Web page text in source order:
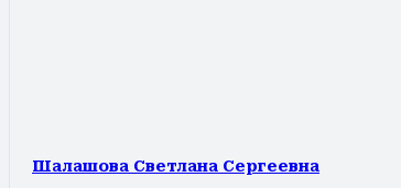
Шалашова Светлана Сергеевна